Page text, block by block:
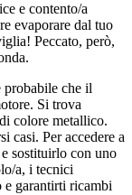
e contento/a
evaporare dal tuo
Peccato, però,
probabile che il
Si trova
colore metallico.
casi. Per accedere a
e sostituirlo con uno
a, i tecnici
e garantirti ricambi